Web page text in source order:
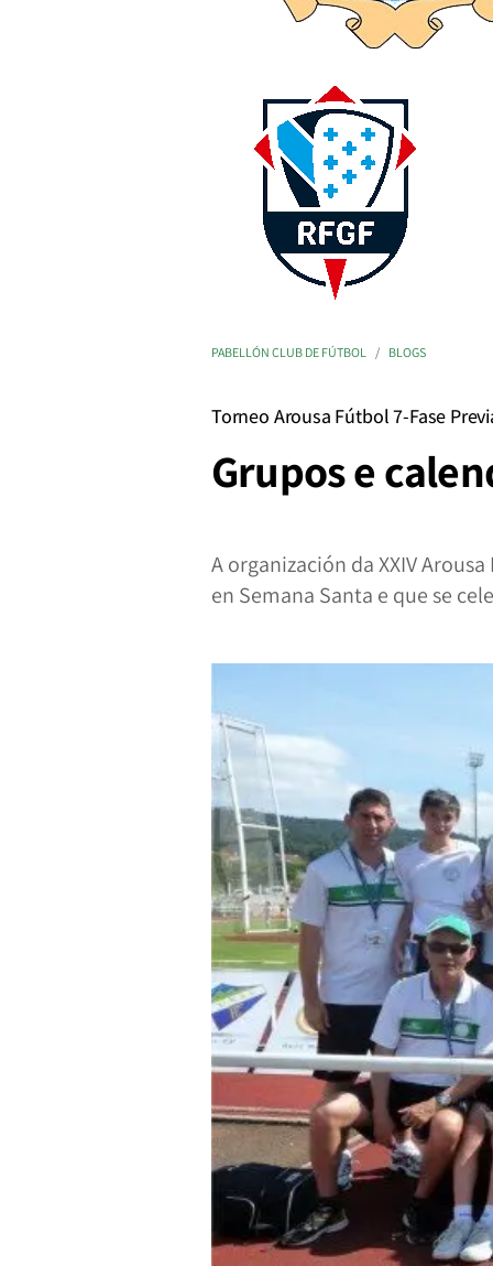
PABELLÓN CLUB DE FÚTBOL BLOGS
Torneo Arousa Fútbol 7-Fase
Grupos e
A organización da XXIV
en Semana Santa e que se